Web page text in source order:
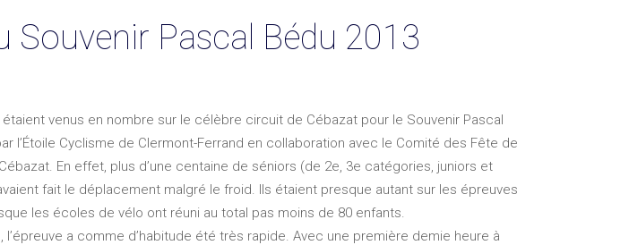
Souvenir Pascal Bédu 2013
étaient venus en nombre sur le célèbre circuit de Cébazat pour le Souvenir Pascal
l’Étoile Cyclisme de Clermont-Ferrand en collaboration avec le Comité des Fête de
En effet, plus d’une centaine de séniors (de 2e, 3e catégories, juniors et
fait le déplacement malgré le froid. Ils étaient presque autant sur les épreuves
les écoles de vélo ont réuni au total pas moins de 80 enfants.
l’épreuve a comme d’habitude été très rapide. Avec une première demie heure à